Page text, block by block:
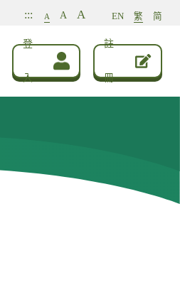
::: A A A EN 繁 简
登
入
註
冊